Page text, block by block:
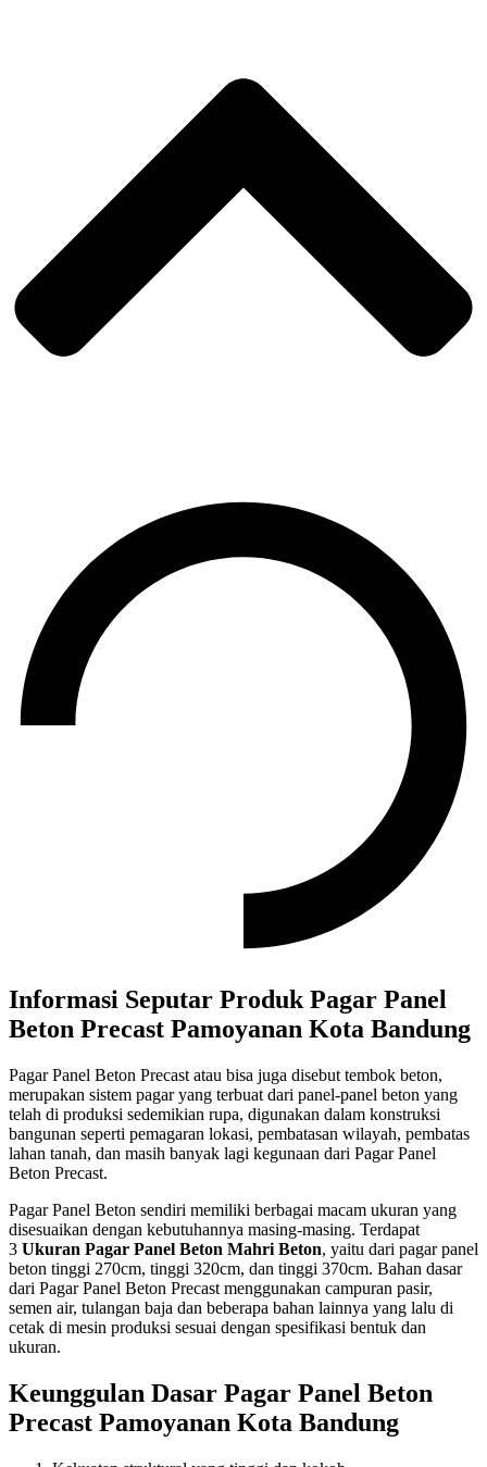
Informasi Seputar Produk Pagar Panel
Beton Precast Pamoyanan Kota Bandung
Pagar Panel Beton Precast atau bisa juga disebut tembok beton,
merupakan sistem pagar yang terbuat dari panel-panel beton yang
telah di produksi sedemikian rupa, digunakan dalam konstruksi
bangunan seperti pemagaran lokasi, pembatasan wilayah, pembatas
lahan tanah, dan masih banyak lagi kegunaan dari Pagar Panel
Beton Precast.
Pagar Panel Beton sendiri memiliki berbagai macam ukuran yang
disesuaikan dengan kebutuhannya masing-masing. Terdapat
3 Ukuran Pagar Panel Beton Mahri Beton, yaitu dari pagar panel
beton tinggi 270cm, tinggi 320cm, dan tinggi 370cm. Bahan dasar
dari Pagar Panel Beton Precast menggunakan campuran pasir,
semen air, tulangan baja dan beberapa bahan lainnya yang lalu di
cetak di mesin produksi sesuai dengan spesifikasi bentuk dan
ukuran.
Keunggulan Dasar Pagar Panel Beton
Precast Pamoyanan Kota Bandung